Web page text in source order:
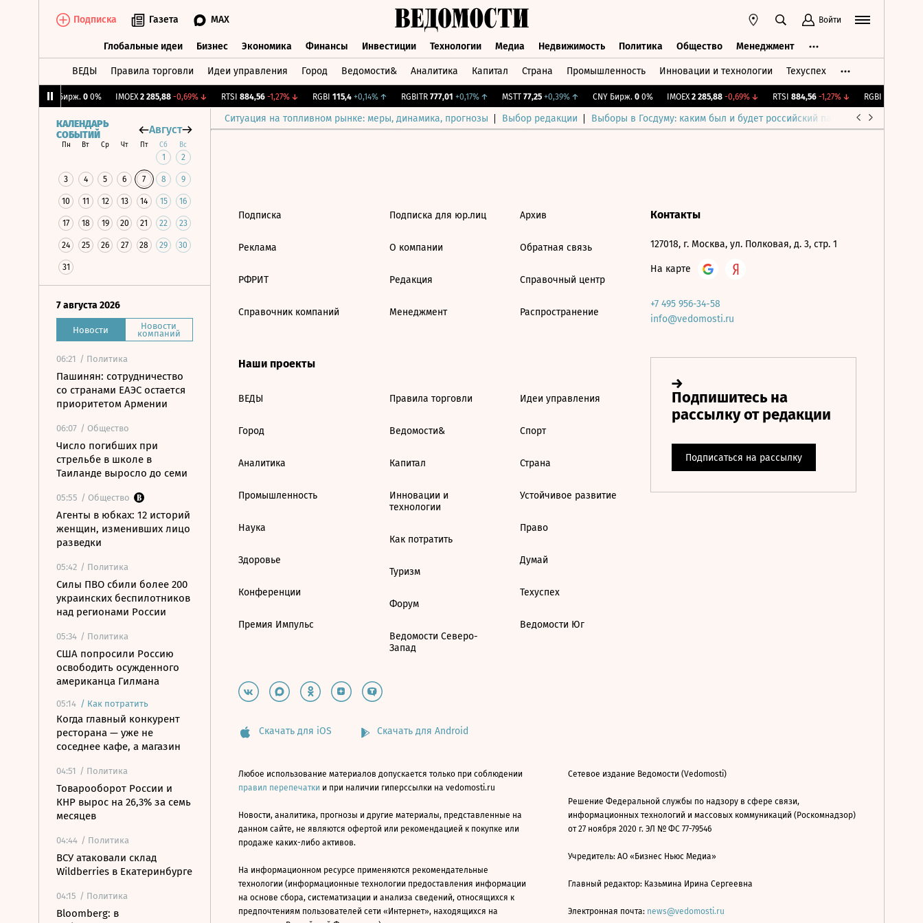
Подписка Газета MAX Войти
Глобальные идеи Бизнес Экономика Финансы Инвестиции Технологии Медиа Недвижимость Политика Общество Менеджмент
ВЕДЫ Правила торговли Идеи управления Город Ведомости& Аналитика Капитал Страна Промышленность Инновации и технологии Техуспех
CNY Бирж. 0 0% IMOEX 2 285,88 -0,69%↓ RTSI 884,56 -1,27%↓ RGBI 115,4 +0,14%↑ RGBITR 777,01 +0,17%↑ MSTT 77,25 +0,39%↑ CNY Бирж. 0 0% IMOEX 2 285,88 -0,69%↓ RTSI 884,56 -1,27%↓ RGBI 115,4
Ситуация на топливном рынке: меры, динамика, прогнозы Выбор редакции Выборы в Госдуму: каким был и будет российский парламент
КАЛЕНДАРЬ
СОБЫТИЙ
Август
Пн Вт Ср Чт Пт Сб Вс
1 2
3 4 5 6 7 8 9
10 11 12 13 14 15 16
17 18 19 20 21 22 23
24 25 26 27 28 29 30
31
7 августа 2026
Новости Новости
компаний
06:21 / Политика
Пашинян: сотрудничество
со странами ЕАЭС остается
приоритетом Армении
06:07 / Общество
Число погибших при
стрельбе в школе в
Таиланде выросло до семи
05:55 / Общество
Агенты в юбках: 12 историй
женщин, изменивших лицо
разведки
05:42 / Политика
Силы ПВО сбили более 200
украинских беспилотников
над регионами России
05:34 / Политика
США попросили Россию
освободить осужденного
американца Гилмана
05:14 / Как потратить
Когда главный конкурент
ресторана — уже не
соседнее кафе, а магазин
04:51 / Политика
Товарооборот России и
КНР вырос на 26,3% за семь
месяцев
04:44 / Политика
ВСУ атаковали склад
Wildberries в Екатеринбурге
04:15 / Политика
Bloomberg: в
Подписка
Реклама
РФРИТ
Справочник компаний
Подписка для юр.лиц
О компании
Редакция
Менеджмент
Архив
Обратная связь
Справочный центр
Распространение
Наши проекты
ВЕДЫ
Город
Аналитика
Промышленность
Наука
Здоровье
Конференции
Премия Импульс
Правила торговли
Ведомости&
Капитал
Инновации и
технологии
Как потратить
Туризм
Форум
Ведомости Северо-
Запад
Идеи управления
Спорт
Страна
Устойчивое развитие
Право
Думай
Техуспех
Ведомости Юг
Контакты
127018, г. Москва, ул. Полковая, д. 3, стр. 1
На карте
+7 495 956-34-58
info@vedomosti.ru
Скачать для iOS Скачать для Android
Любое использование материалов допускается только при соблюдении
правил перепечатки и при наличии гиперссылки на vedomosti.ru
Новости, аналитика, прогнозы и другие материалы, представленные на
данном сайте, не являются офертой или рекомендацией к покупке или
продаже каких-либо активов.
На информационном ресурсе применяются рекомендательные
технологии (информационные технологии предоставления информации
на основе сбора, систематизации и анализа сведений, относящихся к
предпочтениям пользователей сети «Интернет», находящихся на
Сетевое издание Ведомости (Vedomosti)
Решение Федеральной службы по надзору в сфере связи,
информационных технологий и массовых коммуникаций (Роскомнадзор)
от 27 ноября 2020 г. ЭЛ № ФС 77-79546
Учредитель: АО «Бизнес Ньюс Медиа»
Главный редактор: Казьмина Ирина Сергеевна
Электронная почта: news@vedomosti.ru